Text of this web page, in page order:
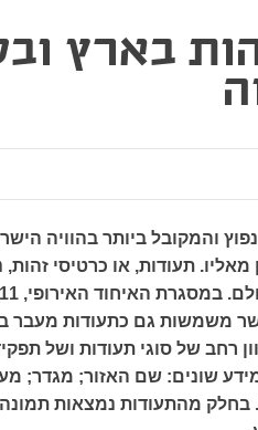
בארץ
והמקובל ביותר בהוויה
מאליו. תעודות, או כרטיסי
משמשות גם כתעודות מעבר
רחב של סוגי תעודות ושל
שונים: שם האזור; מגדר;
בחלק מהתעודות נמצאות